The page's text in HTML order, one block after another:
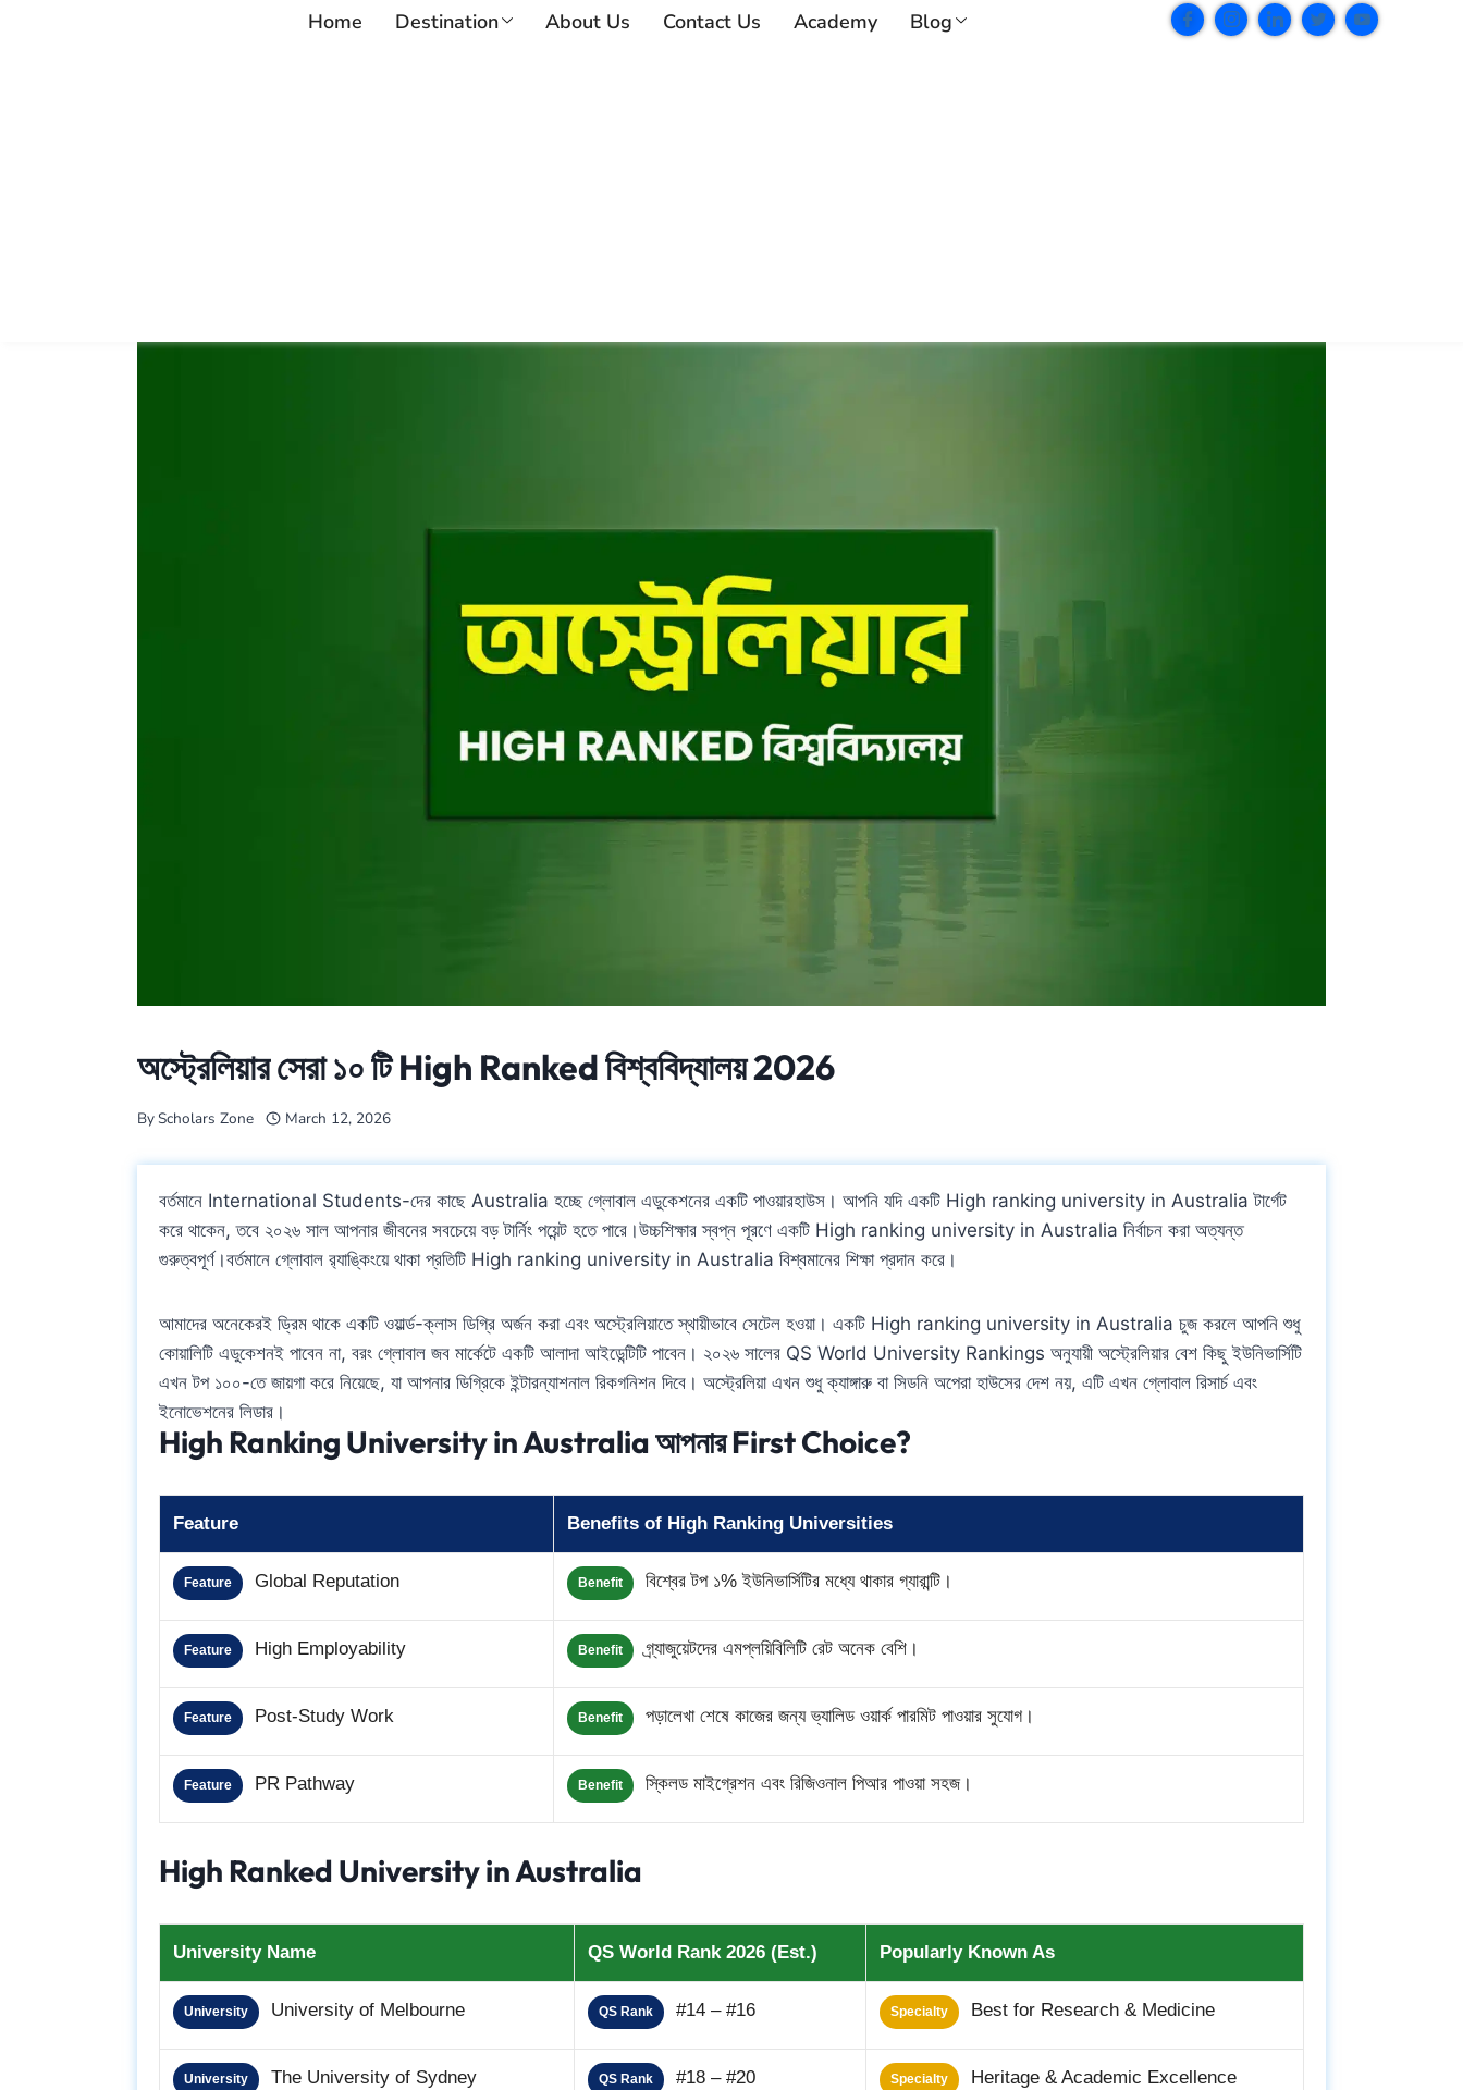
Home Destination About Us Contact Us Academy Blog
অস্ট্রেলিয়ার সেরা ১০ টি High Ranked বিশ্ববিদ্যালয় 2026
ByScholars Zone March 12, 2026
বর্তমানে International Students-দের কাছে Australia হচ্ছে গ্লোবাল এডুকেশনের একটি পাওয়ারহাউস। আপনি যদি একটি High ranking university in Australia টার্গেট
করে থাকেন, তবে ২০২৬ সাল আপনার জীবনের সবচেয়ে বড় টার্নিং পয়েন্ট হতে পারে।উচ্চশিক্ষার স্বপ্ন পূরণে একটি High ranking university in Australia নির্বাচন করা অত্যন্ত
গুরুত্বপূর্ণ।বর্তমানে গ্লোবাল র‍্যাঙ্কিংয়ে থাকা প্রতিটি High ranking university in Australia বিশ্বমানের শিক্ষা প্রদান করে।
আমাদের অনেকেরই ড্রিম থাকে একটি ওয়ার্ল্ড-ক্লাস ডিগ্রি অর্জন করা এবং অস্ট্রেলিয়াতে স্থায়ীভাবে সেটেল হওয়া। একটি High ranking university in Australia চুজ করলে আপনি শুধু
কোয়ালিটি এডুকেশনই পাবেন না, বরং গ্লোবাল জব মার্কেটে একটি আলাদা আইডেন্টিটি পাবেন। ২০২৬ সালের QS World University Rankings অনুযায়ী অস্ট্রেলিয়ার বেশ কিছু ইউনিভার্সিটি
এখন টপ ১০০-তে জায়গা করে নিয়েছে, যা আপনার ডিগ্রিকে ইন্টারন্যাশনাল রিকগনিশন দিবে। অস্ট্রেলিয়া এখন শুধু ক্যাঙ্গারু বা সিডনি অপেরা হাউসের দেশ নয়, এটি এখন গ্লোবাল রিসার্চ এবং
ইনোভেশনের লিডার।
High Ranking University in Australia আপনার First Choice?
Feature Benefits of High Ranking Universities
Feature Global Reputation Benefit বিশ্বের টপ ১% ইউনিভার্সিটির মধ্যে থাকার গ্যারান্টি।
Feature High Employability Benefit গ্র্যাজুয়েটদের এমপ্লয়িবিলিটি রেট অনেক বেশি।
Feature Post-Study Work Benefit পড়ালেখা শেষে কাজের জন্য ভ্যালিড ওয়ার্ক পারমিট পাওয়ার সুযোগ।
Feature PR Pathway Benefit স্কিলড মাইগ্রেশন এবং রিজিওনাল পিআর পাওয়া সহজ।
High Ranked University in Australia
University Name QS World Rank 2026 (Est.) Popularly Known As
University University of Melbourne QS Rank #14 – #16 Specialty Best for Research & Medicine
University The University of Sydney QS Rank #18 – #20 Specialty Heritage & Academic Excellence